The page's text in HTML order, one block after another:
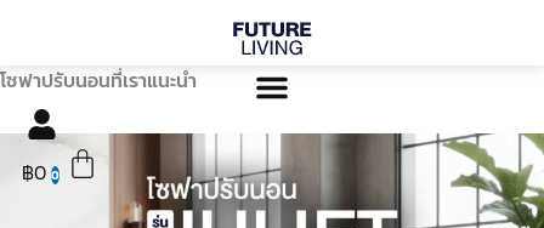
content
฿0 0 Cart
โซฟาปรับนอนที่เราแนะนำ